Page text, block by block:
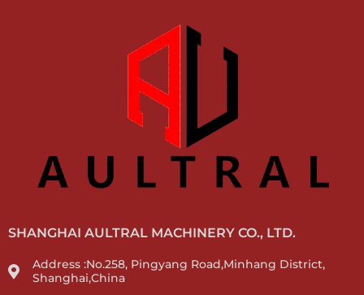
SHANGHAI AULTRAL MACHINERY CO., LTD.
Address :No.258, Pingyang Road,Minhang District,
Shanghai,China